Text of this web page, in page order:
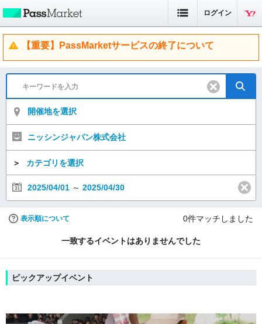
ログイン
【重要】PassMarketサービスの終了について
開催地を選択
ニッシンジャパン株式会社
＞ カテゴリを選択
2025/04/01 ～ 2025/04/30
表示順について 0件マッチしました
一致するイベントはありませんでした
ピックアップイベント